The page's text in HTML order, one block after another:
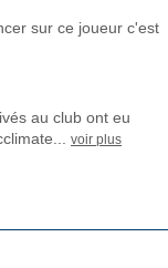
sur ce joueur c'est
au club ont eu
voir plus